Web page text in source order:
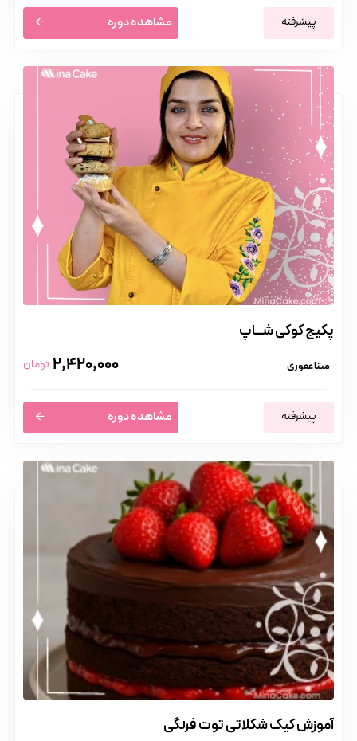
پیشرفته مشاهده دوره
پکیج کوکی شـــاپ
مینا غفوری 2,420,000 تومان
پیشرفته مشاهده دوره
آموزش کیک شکلاتی توت فرنگی